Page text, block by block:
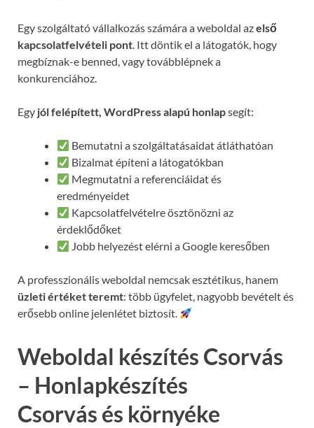
Egy szolgáltató vállalkozás számára a weboldal azelső
kapcsolatfelvételi pont. Itt döntik el a látogatók, hogy
megbíznak-e benned, vagy továbblépnek a
konkurenciához.
Egy jól felépített, WordPress alapú honlapsegít:
Bemutatni a szolgáltatásaidat átláthatóan
Bizalmat építeni a látogatókban
Megmutatni a referenciáidat és
eredményeidet
Kapcsolatfelvételre ösztönözni az
érdeklődőket
Jobb helyezést elérni a Google keresőben
A professzionális weboldal nemcsak esztétikus, hanem
üzleti értéket teremt: több ügyfelet, nagyobb bevételt és
erősebb online jelenlétet biztosít.
Weboldal készítés Csorvás
– Honlapkészítés
Csorvás és környéke